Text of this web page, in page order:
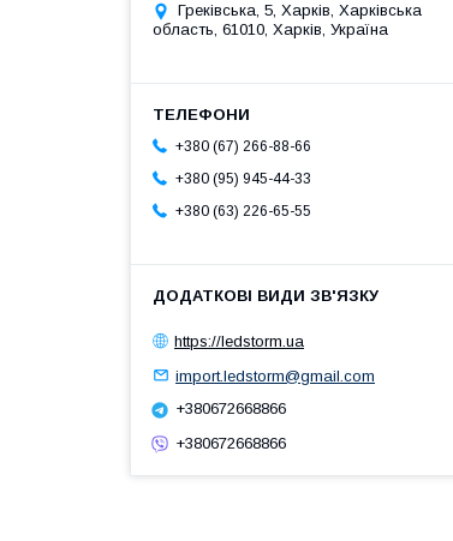
Греківська, 5, Харків, Харківська
область, 61010, Харків, Україна
+380 (67) 266-88-66
+380 (95) 945-44-33
+380 (63) 226-65-55
https://ledstorm.ua
import.ledstorm@gmail.com
+380672668866
+380672668866